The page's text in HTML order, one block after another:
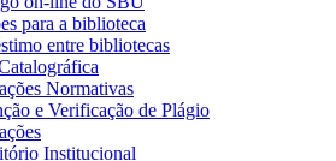
para a biblioteca
entre bibliotecas
Normativas
e Verificação de Plágio
Institucional